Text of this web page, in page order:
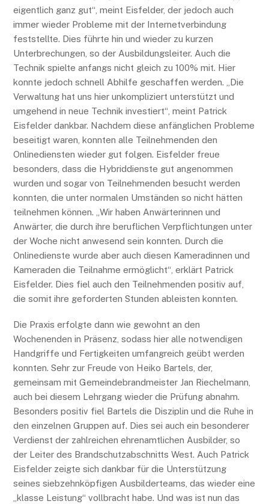
eigentlich ganz gut“, meint Eisfelder, der jedoch auch
immer wieder Probleme mit der Internetverbindung
feststellte. Dies führte hin und wieder zu kurzen
Unterbrechungen, so der Ausbildungsleiter. Auch die
Technik spielte anfangs nicht gleich zu 100% mit. Hier
konnte jedoch schnell Abhilfe geschaffen werden. „Die
Verwaltung hat uns hier unkompliziert unterstützt und
umgehend in neue Technik investiert“, meint Patrick
Eisfelder dankbar. Nachdem diese anfänglichen Probleme
beseitigt waren, konnten alle Teilnehmenden den
Onlinediensten wieder gut folgen. Eisfelder freue
besonders, dass die Hybriddienste gut angenommen
wurden und sogar von Teilnehmenden besucht werden
konnten, die unter normalen Umständen so nicht hätten
teilnehmen können. „Wir haben Anwärterinnen und
Anwärter, die durch ihre beruflichen Verpflichtungen unter
der Woche nicht anwesend sein konnten. Durch die
Onlinedienste wurde aber auch diesen Kameradinnen und
Kameraden die Teilnahme ermöglicht“, erklärt Patrick
Eisfelder. Dies fiel auch den Teilnehmenden positiv auf,
die somit ihre geforderten Stunden ableisten konnten.
Die Praxis erfolgte dann wie gewohnt an den
Wochenenden in Präsenz, sodass hier alle notwendigen
Handgriffe und Fertigkeiten umfangreich geübt werden
konnten. Sehr zur Freude von Heiko Bartels, der,
gemeinsam mit Gemeindebrandmeister Jan Riechelmann,
auch bei diesem Lehrgang wieder die Prüfung abnahm.
Besonders positiv fiel Bartels die Disziplin und die Ruhe in
den einzelnen Gruppen auf. Dies sei auch ein besonderer
Verdienst der zahlreichen ehrenamtlichen Ausbilder, so
der Leiter des Brandschutzabschnitts West. Auch Patrick
Eisfelder zeigte sich dankbar für die Unterstützung
seines siebzehnköpfigen Ausbilderteams, das wieder eine
„klasse Leistung“ vollbracht habe. Und was ist nun das